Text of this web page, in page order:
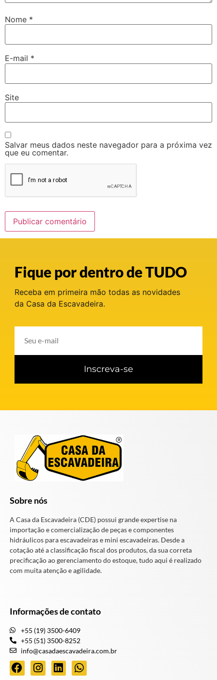
Nome *
E-mail *
Site
Salvar meus dados neste navegador para a próxima vez
que eu comentar.
Fique por dentro de TUDO
Receba em primeira mão todas as novidades
da Casa da Escavadeira.
Inscreva-se
Sobre nós
A Casa da Escavadeira (CDE) possui grande expertise na
importação e comercialização de peças e componentes
hidráulicos para escavadeiras e mini escavadeiras. Desde a
cotação até a classificação fiscal dos produtos, da sua correta
precificação ao gerenciamento do estoque, tudo aqui é realizado
com muita atenção e agilidade.
Informações de contato
+55 (19) 3500-6409
+55 (51) 3500-8252
info@casadaescavadeira.com.br